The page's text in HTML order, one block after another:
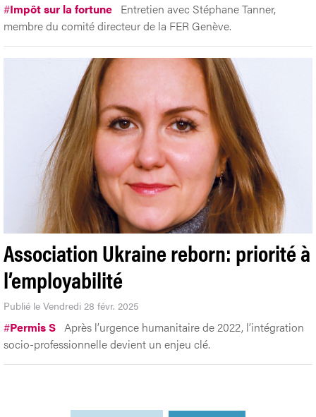
#Impôt sur la fortune Entretien avec Stéphane Tanner,
membre du comité directeur de la FER Genève.
Association Ukraine reborn: priorité à
l’employabilité
Publié le Vendredi 28 févr. 2025
#Permis S Après l’urgence humanitaire de 2022, l’intégration
socio-professionnelle devient un enjeu clé.